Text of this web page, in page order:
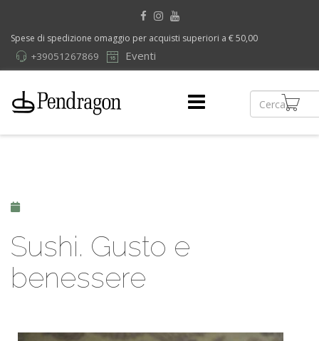
Spese di spedizione omaggio per acquisti superiori a € 50,00
Eventi
+39051267869
Sushi. Gusto e
benessere